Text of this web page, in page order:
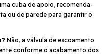
cuba de apoio, recomenda-
ou de parede para garantir o
Não, a válvula de escoamento
conforme o acabamento dos